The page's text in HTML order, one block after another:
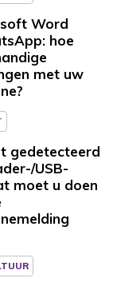
Word
hoe
met uw
gedetecteerd
USB-
moet u doen